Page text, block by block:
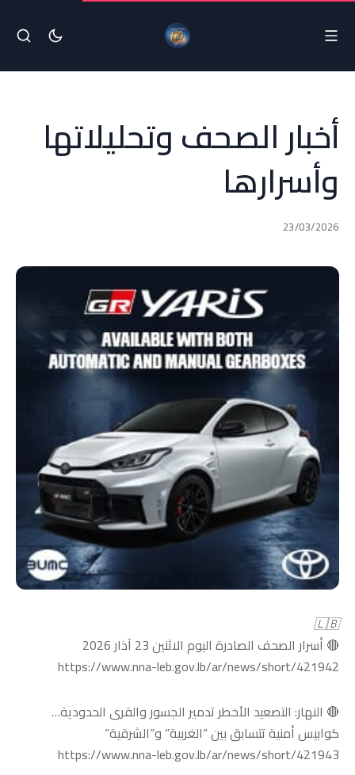
أخبار الصحف وتحليلاتها
وأسرارها
23/03/2026
🇱🇧
🔴 أسرار الصحف الصادرة اليوم الاثنين 23 آذار 2026
https://www.nna-leb.gov.lb/ar/news/short/421942
🔴 النهار: التصعيد الأخطر تدمير الجسور والقرى الحدودية…
كوابيس أمنية تتسابق بين “الغربية” و”الشرقية”
https://www.nna-leb.gov.lb/ar/news/short/421943